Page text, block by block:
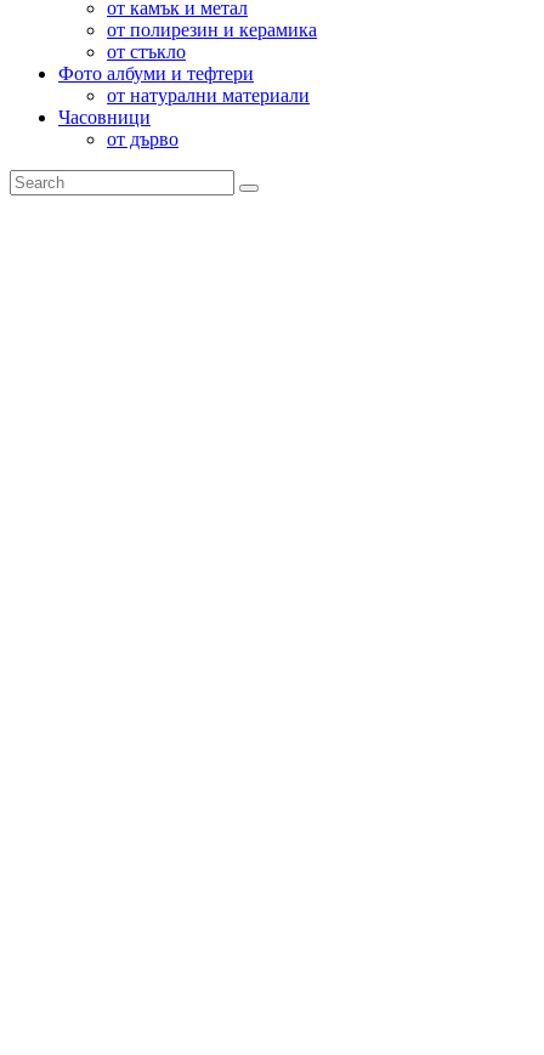
от камък и метал
от полирезин и керамика
от стъкло
Фото албуми и тефтери
от натурални материали
Часовници
от дърво